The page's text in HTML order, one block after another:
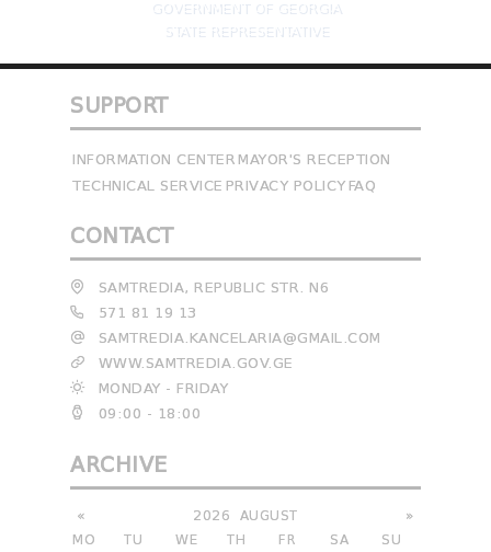
GOVERNMENT OF GEORGIA
STATE REPRESENTATIVE
SUPPORT
INFORMATION CENTER MAYOR'S RECEPTION
TECHNICAL SERVICE PRIVACY POLICY FAQ
CONTACT
SAMTREDIA, REPUBLIC STR. N6
571 81 19 13
SAMTREDIA.KANCELARIA@GMAIL.COM
WWW.SAMTREDIA.GOV.GE
MONDAY - FRIDAY
09:00 - 18:00
ARCHIVE
« »
2026
AUGUST
MO
TU WE TH FR SA
SU